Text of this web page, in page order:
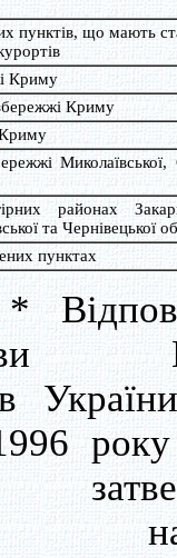
пунктів, що мають
Криму
Криму
Миколаївської,
районах
та Чернівецької
пунктах